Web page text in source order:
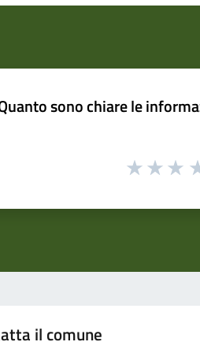
sono chiare le
il comune